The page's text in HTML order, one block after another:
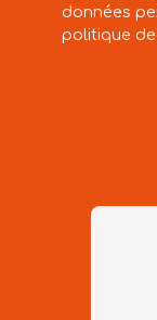
données
politique